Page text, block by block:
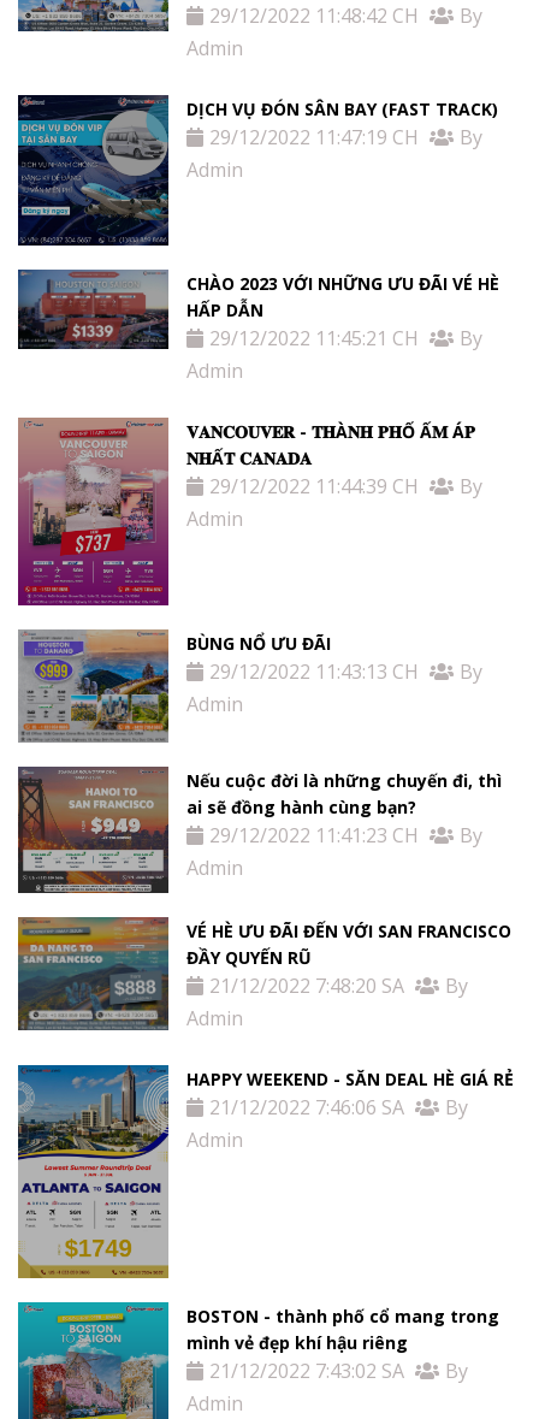
29/12/2022 11:48:42 CH
By
Admin
DỊCH VỤ ĐÓN SÂN BAY (FAST TRACK)
29/12/2022 11:47:19 CH
By
Admin
CHÀO 2023 VỚI NHỮNG ƯU ĐÃI VÉ HÈ
HẤP DẪN
29/12/2022 11:45:21 CH
By
Admin
𝐕𝐀𝐍𝐂𝐎𝐔𝐕𝐄𝐑 - 𝐓𝐇À𝐍𝐇 𝐏𝐇Ố Ấ𝐌 Á𝐏
𝐍𝐇Ấ𝐓 𝐂𝐀𝐍𝐀𝐃𝐀
29/12/2022 11:44:39 CH
By
Admin
BÙNG NỔ ƯU ĐÃI
29/12/2022 11:43:13 CH
By
Admin
Nếu cuộc đời là những chuyến đi, thì
ai sẽ đồng hành cùng bạn?
29/12/2022 11:41:23 CH
By
Admin
VÉ HÈ ƯU ĐÃI ĐẾN VỚI SAN FRANCISCO
ĐẦY QUYẾN RŨ
21/12/2022 7:48:20 SA
By
Admin
HAPPY WEEKEND - SĂN DEAL HÈ GIÁ RẺ
21/12/2022 7:46:06 SA
By
Admin
BOSTON - thành phố cổ mang trong
mình vẻ đẹp khí hậu riêng
21/12/2022 7:43:02 SA
By
Admin